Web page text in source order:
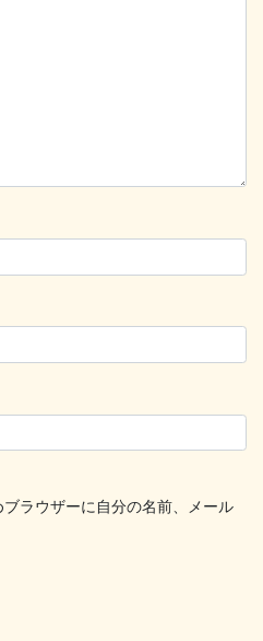
ラウザーに自分の名前、メール